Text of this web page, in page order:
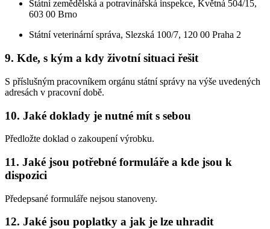
Státní zemědělská a potravinářská inspekce, Květná 504/15,
603 00 Brno
Státní veterinární správa, Slezská 100/7, 120 00 Praha 2
9. Kde, s kým a kdy životní situaci řešit
S příslušným pracovníkem orgánu státní správy na výše uvedených
adresách v pracovní době.
10. Jaké doklady je nutné mít s sebou
Předložte doklad o zakoupení výrobku.
11. Jaké jsou potřebné formuláře a kde jsou k
dispozici
Předepsané formuláře nejsou stanoveny.
12. Jaké jsou poplatky a jak je lze uhradit